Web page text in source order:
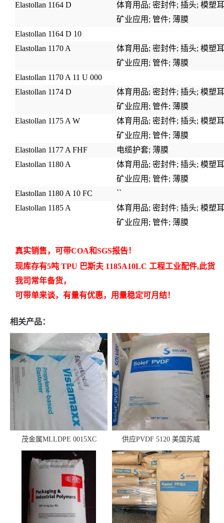
Elastollan 1164 D
体育用品; 密封件; 插头; 模塑
矿业应用 ; 管件; 薄膜
Elastollan 1164 D 10
Elastollan 1170 A
体育用品; 密封件; 插头; 模塑
矿业应用 ; 管件; 薄膜
Elastollan 1170 A 11 U 000
Elastollan 1174 D
体育用品; 密封件; 插头; 模塑
矿业应用 ; 管件; 薄膜
Elastollan 1175 A W
体育用品; 密封件; 插头; 模塑
矿业应用 ; 管件; 薄膜
Elastollan 1177 A FHF
电缆护套; 薄膜
Elastollan 1180 A
体育用品; 密封件; 插头; 模塑
矿业应用 ; 管件; 薄膜
Elastollan 1180 A 10 FC
``
Elastollan 1185 A
体育用品; 密封件; 插头; 模塑
矿业应用 ; 管件; 薄膜
真实销售，可带COA和SGS报告！
现库存有5吨 TPU 巴斯夫 1185A10LC 工程工业配件,此货
我司常年备货，
可带单来谈， 有量有优惠，用量稳定可月结！
相关产品：
茂金属MLLDPE 0015XC
0019XC 现货
供应PVDF 5120 美国苏威